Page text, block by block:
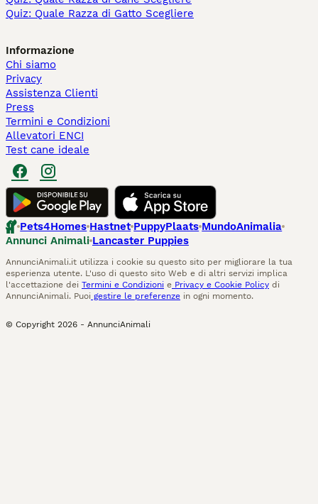
Quiz: Quale Razza di Gatto Scegliere
Informazione
Chi siamo
Privacy
Assistenza Clienti
Press
Termini e Condizioni
Allevatori ENCI
Test cane ideale
Pets4Homes Hastnet PuppyPlaats MundoAnimalia
Annunci Animali Lancaster Puppies
AnnunciAnimali.it utilizza i cookie su questo sito per migliorare la tua
esperienza utente. L'uso di questo sito Web e di altri servizi implica
l'accettazione dei Termini e Condizioni e Privacy e Cookie Policy di
AnnunciAnimali. Puoi gestire le preferenze in ogni momento.
© Copyright 2026 - AnnunciAnimali